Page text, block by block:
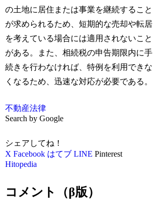
の土地に居住または事業を継続すること
が求められるため、短期的な売却や転居
を考えている場合には適用されないこと
がある。また、相続税の申告期限内に手
続きを行わなければ、特例を利用できな
くなるため、迅速な対応が必要である。
不動産法律
Search by Google
シェアしてね！
X Facebook はてブ LINE Pinterest
Hitopedia
コメント（β版）